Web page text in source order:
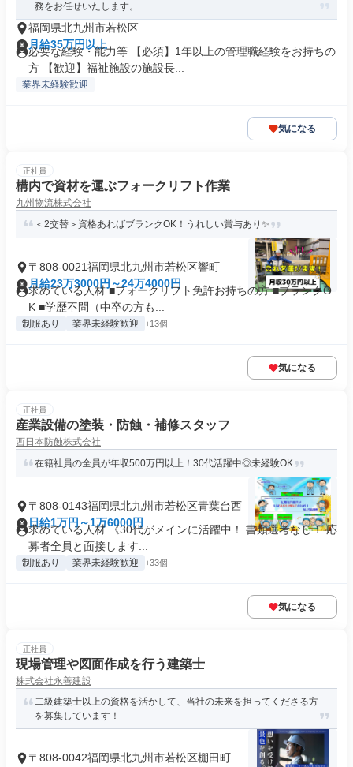
務をお任せいたします。
福岡県北九州市若松区
月給35万円以上
必要な経験・能力等 【必須】1年以上の管理職経験をお持ちの
方 【歓迎】福祉施設の施設長...
業界未経験歓迎
気になる
正社員
構内で資材を運ぶフォークリフト作業
九州物流株式会社
＜2交替＞資格あればブランクOK！うれしい賞与あり✨
〒808-0021福岡県北九州市若松区響町
月給23万3000円～24万4000円
求めている人材 ■フォークリフト免許お持ちの方 ■ブランクO
K ■学歴不問（中卒の方も...
制服あり 業界未経験歓迎 +13個
気になる
正社員
産業設備の塗装・防蝕・補修スタッフ
西日本防蝕株式会社
在籍社員の全員が年収500万円以上！30代活躍中◎未経験OK
〒808-0143福岡県北九州市若松区青葉台西
日給1万円～1万6000円
求めている人材 《30代がメインに活躍中！ 書類選考なし！ 応
募者全員と面接します...
制服あり 業界未経験歓迎 +33個
気になる
正社員
現場管理や図面作成を行う建築士
株式会社永善建設
二級建築士以上の資格を活かして、当社の未来を担ってくださる方
を募集しています！
〒808-0042福岡県北九州市若松区棚田町